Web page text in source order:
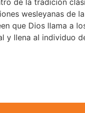
de la tradición
wesleyanas de
que Dios llama a
llena al individuo